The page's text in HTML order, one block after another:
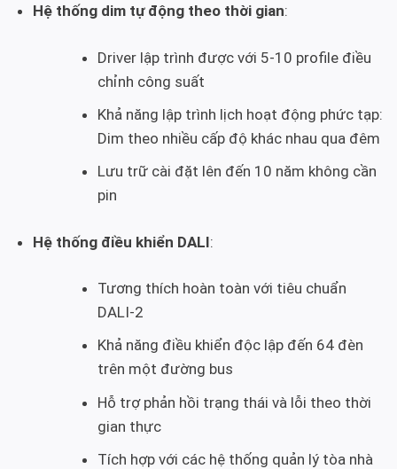
Hệ thống dim tự động theo thời gian:
Driver lập trình được với 5-10 profile điều
chỉnh công suất
Khả năng lập trình lịch hoạt động phức tạp:
Dim theo nhiều cấp độ khác nhau qua đêm
Lưu trữ cài đặt lên đến 10 năm không cần
pin
Hệ thống điều khiển DALI:
Tương thích hoàn toàn với tiêu chuẩn
DALI-2
Khả năng điều khiển độc lập đến 64 đèn
trên một đường bus
Hỗ trợ phản hồi trạng thái và lỗi theo thời
gian thực
Tích hợp với các hệ thống quản lý tòa nhà